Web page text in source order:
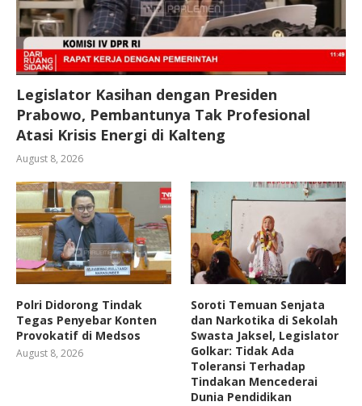
Legislator Kasihan dengan Presiden
Prabowo, Pembantunya Tak Profesional
Atasi Krisis Energi di Kalteng
August 8, 2026
Polri Didorong Tindak
Tegas Penyebar Konten
Provokatif di Medsos
August 8, 2026
Soroti Temuan Senjata
dan Narkotika di Sekolah
Swasta Jaksel, Legislator
Golkar: Tidak Ada
Toleransi Terhadap
Tindakan Mencederai
Dunia Pendidikan